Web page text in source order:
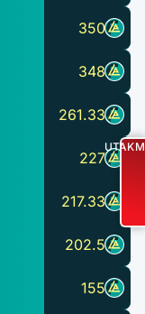
350
348
261.33
227
217.33
202.5
155